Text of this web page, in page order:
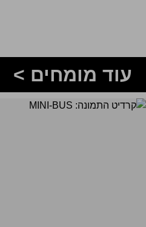
עוד מומחים >